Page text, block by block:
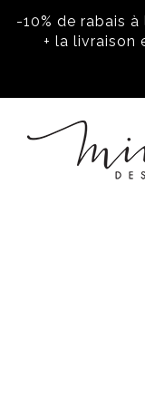
-10% de rabais
+ la livraison